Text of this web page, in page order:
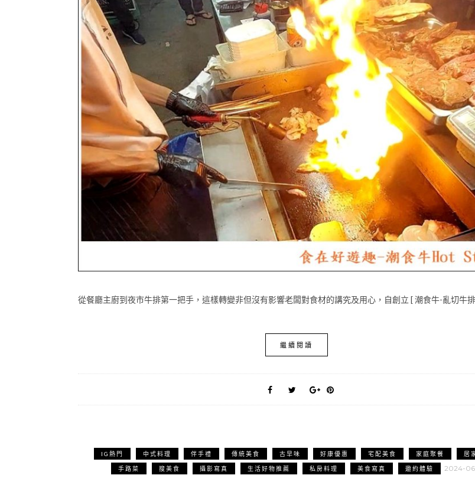
從餐廳主廚到夜市牛排第一把手，這樣轉變非但沒有影響老闆對食材的講究及用心，自創立 [ 潮食牛-亂切牛
繼續閱讀
IG熱門 中式料理 伴手禮 傳統美食 古早味 好康優惠 宅配美食 家庭聚餐 居
手路菜 搜美食 攝影寫真 生活好物推薦 私房料理 美食寫真 邀約體驗 2024-